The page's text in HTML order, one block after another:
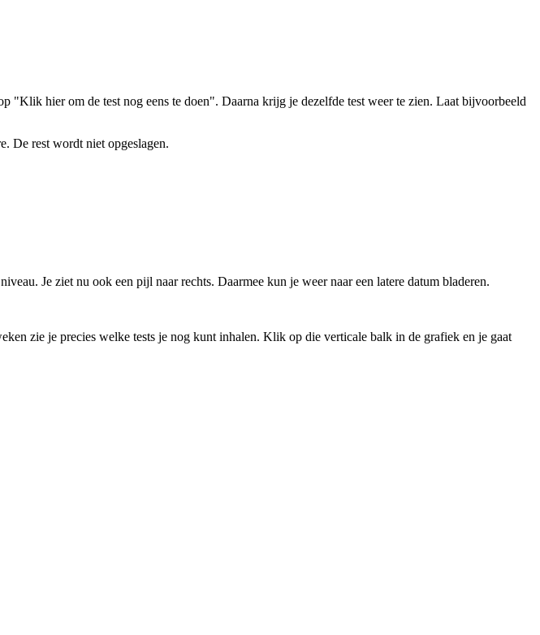
"Klik hier om de test nog eens te doen". Daarna krijg je dezelfde test weer te zien. Laat bijvoorbeeld
De rest wordt niet opgeslagen.
Je ziet nu ook een pijl naar rechts. Daarmee kun je weer naar een latere datum bladeren.
zie je precies welke tests je nog kunt inhalen. Klik op die verticale balk in de grafiek en je gaat